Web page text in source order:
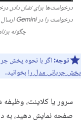
درخواست‌ها برای نشان دادن
چگونه
توجه: اگر با نحوه پخش
پخش جریانی مدل را بخوانید.
سرور یا کلاینت، وظیفه
صفحه نمایش دهید، به